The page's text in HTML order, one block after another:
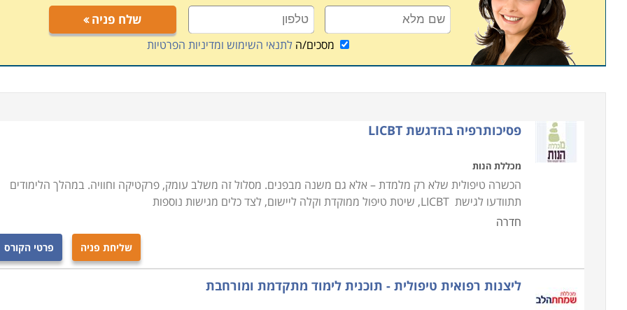
שלח פניה
מסכים/הלתנאי השימוש ומדיניות הפרטיות
פסיכותרפיה בהדגשת LICBT
מכללת הנות
הכשרה טיפולית שלא רק מלמדת – אלא גם משנה מבפנים. מסלול זה משלב עומק, פרקטיקה וחוויה. במהלך הלימודים
תתוודעו לגישת LICBT, שיטת טיפול ממוקדת וקלה ליישום, לצד כלים מגישות נוספות
חדרה
שליחת פניה פרטי הקורס
ליצנות רפואית טיפולית - תוכנית לימוד מתקדמת ומורחבת